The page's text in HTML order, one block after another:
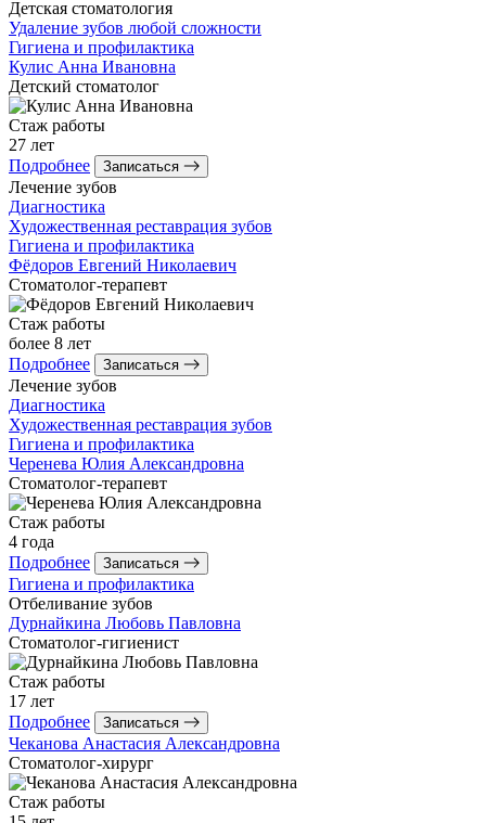
Детская стоматология
Удаление зубов любой сложности
Гигиена и профилактика
Кулис Анна Ивановна
Детский стоматолог
Стаж работы
27 лет
Подробнее
Записаться
Лечение зубов
Диагностика
Художественная реставрация зубов
Гигиена и профилактика
Фёдоров Евгений Николаевич
Стоматолог-терапевт
Стаж работы
более 8 лет
Подробнее
Записаться
Лечение зубов
Диагностика
Художественная реставрация зубов
Гигиена и профилактика
Черенева Юлия Александровна
Стоматолог-терапевт
Стаж работы
4 года
Подробнее
Записаться
Гигиена и профилактика
Отбеливание зубов
Дурнайкина Любовь Павловна
Стоматолог-гигиенист
Стаж работы
17 лет
Подробнее
Записаться
Чеканова Анастасия Александровна
Стоматолог-хирург
Стаж работы